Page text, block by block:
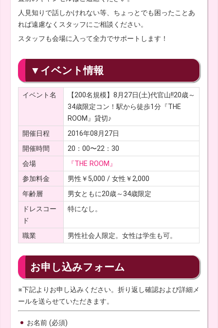
人見知りで話しかけれない等、ちょっとでも困ったことあ
れば遠慮なくスタッフにご相談ください。
スタッフも会場に入って全力でサポートします！
▼イベント情報
イベント名
【200名規模】8月27日(土)代官山!!20歳～
34歳限定コン！駅から徒歩1分『THE
ROOM』貸切♪
開催日程
2016年08月27日
開催時間
20：00〜22：30
会場
『THE ROOM』
参加料金
男性￥5,000 / 女性￥2,000
年齢層
男女ともに20歳～34歳限定
ドレスコー
ド
特になし。
職業 男性社会人限定。女性は学生も可。
お申し込みフォーム
※下記よりお申し込みください。折り返し確認および詳細メ
ールを送らせていただきます。
お名前 (必須)